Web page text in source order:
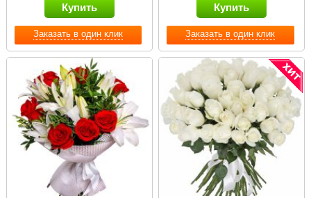
Заказать в один клик
Купить
Заказать в один клик
Купить